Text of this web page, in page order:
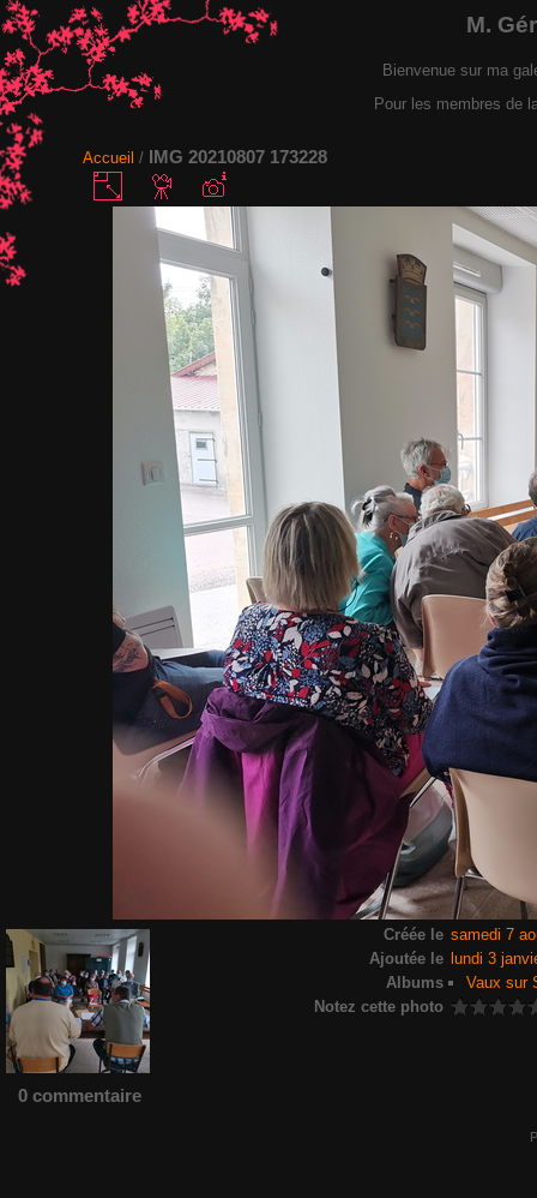
M.
Bienvenue sur ma
Pour les membres de
Accueil / IMG 20210807 173228
Créée le samedi 7
Ajoutée le lundi 3
Albums
Vaux sur
Notez cette photo
0 commentaire